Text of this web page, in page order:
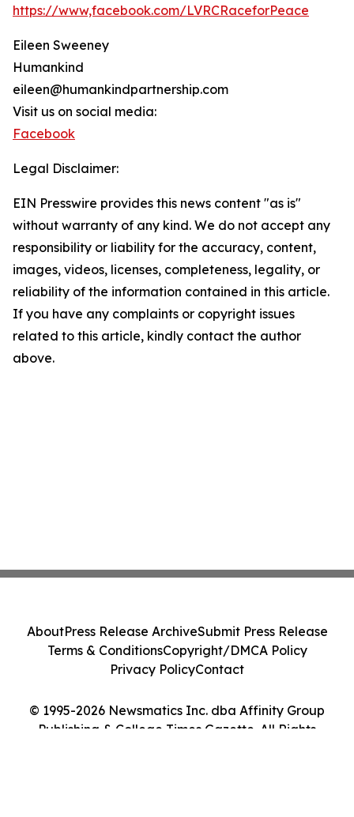
https://www,facebook.com/LVRCRaceforPeace
Eileen Sweeney
Humankind
eileen@humankindpartnership.com
Visit us on social media:
Facebook
Legal Disclaimer:
EIN Presswire provides this news content "as is"
without warranty of any kind. We do not accept any
responsibility or liability for the accuracy, content,
images, videos, licenses, completeness, legality, or
reliability of the information contained in this article.
If you have any complaints or copyright issues
related to this article, kindly contact the author
above.
© 1995-2026 Newsmatics Inc. dba Affinity Group
Publishing & College Times Gazette. All Rights
AboutPress Release ArchiveSubmit Press Release
Terms & ConditionsCopyright/DMCA Policy
Privacy PolicyContact